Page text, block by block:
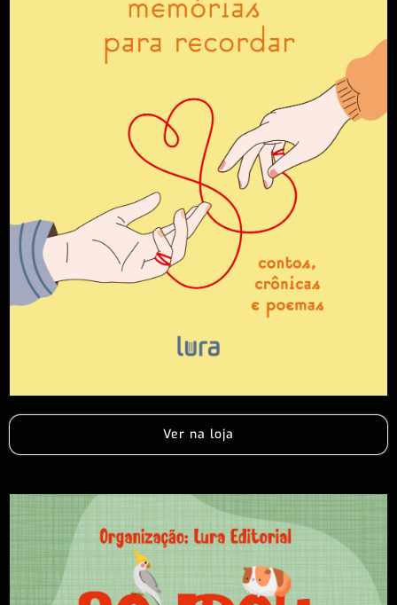
Ver na loja